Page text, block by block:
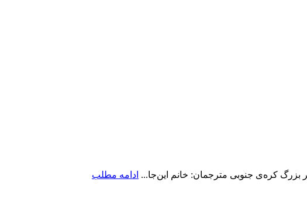
کره‌ی جنوبی مترجمان: خانم این‌جا... ادامه مطلب